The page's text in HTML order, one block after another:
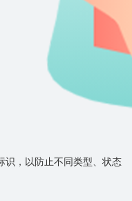
识，以防止不同类型、状态